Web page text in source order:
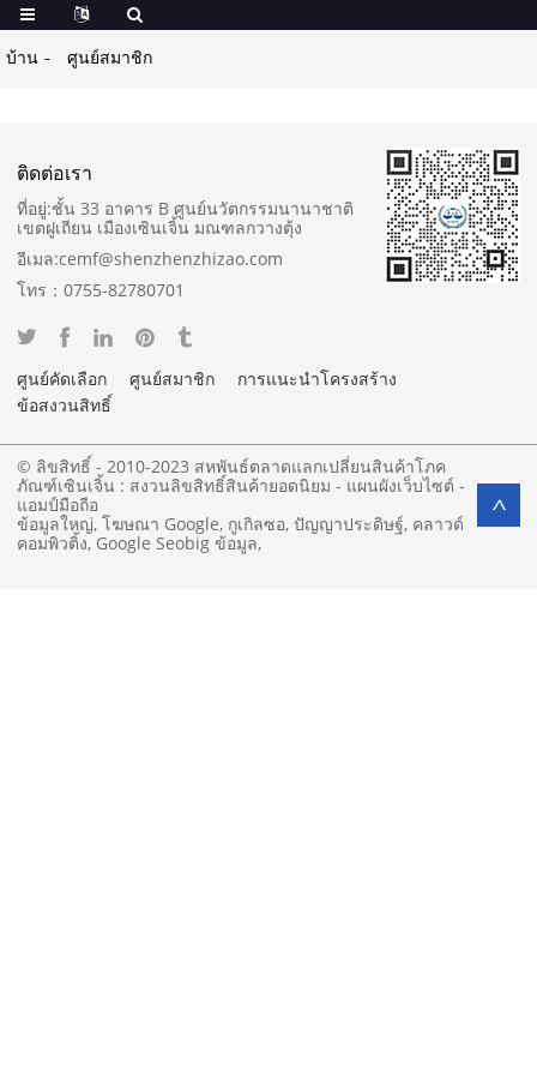
บ้าน ศูนย์สมาชิก
ติดต่อเรา
ที่อยู่:ชั้น 33 อาคาร B ศูนย์นวัตกรรมนานาชาติ
เขตฝูเถียน เมืองเซินเจิ้น มณฑลกวางตุ้ง
อีเมล:cemf@shenzhenzhizao.com
โทร：0755-82780701
ศูนย์คัดเลือก ศูนย์สมาชิก
การแนะนำโครงสร้าง
ข้อสงวนสิทธิ์
© ลิขสิทธิ์ - 2010-2023 สหพันธ์ตลาดแลกเปลี่ยนสินค้าโภค
ภัณฑ์เซินเจิ้น : สงวนลิขสิทธิ์สินค้ายอดนิยม - แผนผังเว็บไซต์ -
แอมป์มือถือ
ข้อมูลใหญ่,โฆษณา Google, กูเกิลซอ,ปัญญาประดิษฐ์, คลาวด์
คอมพิวติ้ง, Google Seobig ข้อมูล,
>